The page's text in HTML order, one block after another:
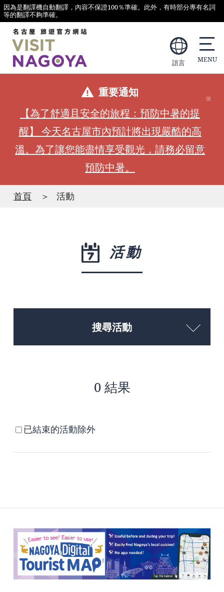
因為是翻譯機自動翻譯，內容不保證100％準確。此外，有時部分專有名詞
等的翻譯不夠準確。
語言
重要通知
【為了舒適且安全的旅程：預防中暑的提
醒】 今天名古屋市內預計將出現嚴酷的高
溫。為了讓您能盡情享受觀光，請務必留意
預防中暑。
首頁 活動
活動
搜尋活動
0 結果
已結束的活動除外